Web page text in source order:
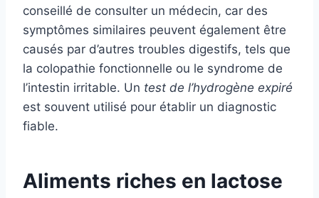
conseillé de consulter un médecin, car des
symptômes similaires peuvent également être
causés par d’autres troubles digestifs, tels que
la colopathie fonctionnelle ou le syndrome de
l’intestin irritable. Un test de l’hydrogène expiré
est souvent utilisé pour établir un diagnostic
fiable.
Aliments riches en lactose